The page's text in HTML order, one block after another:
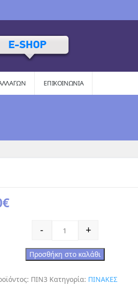
ΕΠΙΚΟΙΝΩΝΙΑ
€
- +
Προσθήκη στο καλάθι
ΠΙΝ3 Κατηγορία: ΠΙΝΑΚΕΣ